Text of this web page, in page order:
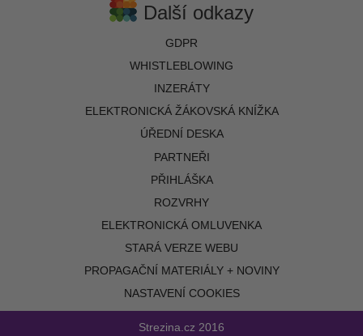
Další odkazy
GDPR
WHISTLEBLOWING
INZERÁTY
ELEKTRONICKÁ ŽÁKOVSKÁ KNÍŽKA
ÚŘEDNÍ DESKA
PARTNEŘI
PŘIHLÁŠKA
ROZVRHY
ELEKTRONICKÁ OMLUVENKA
STARÁ VERZE WEBU
PROPAGAČNÍ MATERIÁLY + NOVINY
NASTAVENÍ COOKIES
Strezina.cz 2016